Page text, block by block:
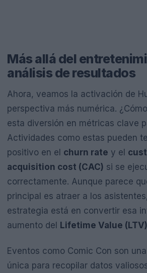
Más allá del
análisis de resultados
Ahora, veamos la activación de
perspectiva más numérica.
esta diversión en métricas clave
Actividades como estas pueden
positivo en el churn rate y el
acquisition cost (CAC) si se
correctamente. Aunque parece
principal es atraer a los
estrategia está en convertir esa
aumento del
Lifetime Value (LTV)
Eventos como Comic Con son
única para recopilar datos